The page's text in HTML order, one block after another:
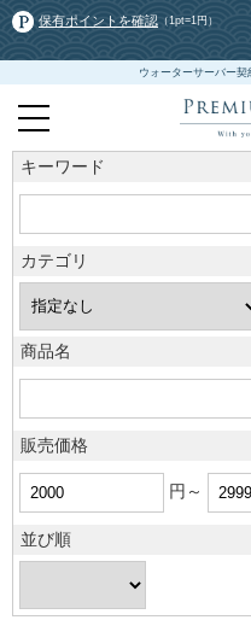
保有ポイントを確認 （1pt=1円）
ウォーターサーバー
キーワード
カテゴリ
商品名
販売価格
円～
並び順